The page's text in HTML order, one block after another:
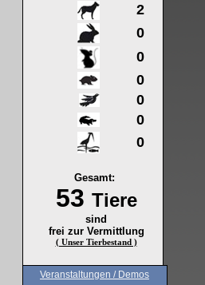
2
0
0
0
0
0
0
Gesamt:
53 Tiere
sind
frei zur Vermittlung
( Unser Tierbestand )
Veranstaltungen / Demos